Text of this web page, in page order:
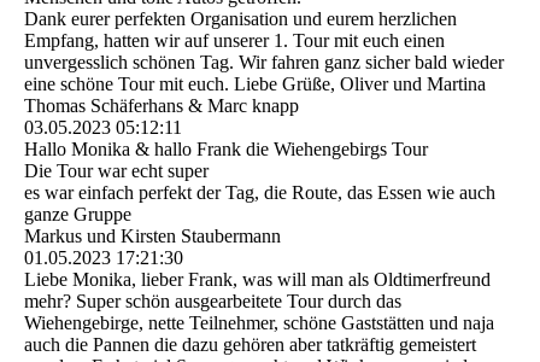
Dank eurer perfekten Organisation und eurem herzlichen
Empfang, hatten wir auf unserer 1. Tour mit euch einen
unvergesslich schönen Tag. Wir fahren ganz sicher bald wieder
eine schöne Tour mit euch. Liebe Grüße, Oliver und Martina
Thomas Schäferhans & Marc knapp
03.05.2023 05:12:11
Hallo Monika & hallo Frank die Wiehengebirgs Tour
Die Tour war echt super
es war einfach perfekt der Tag, die Route, das Essen wie auch
ganze Gruppe
Markus und Kirsten Staubermann
01.05.2023 17:21:30
Liebe Monika, lieber Frank, was will man als Oldtimerfreund
mehr? Super schön ausgearbeitete Tour durch das
Wiehengebirge, nette Teilnehmer, schöne Gaststätten und naja
auch die Pannen die dazu gehören aber tatkräftig gemeistert